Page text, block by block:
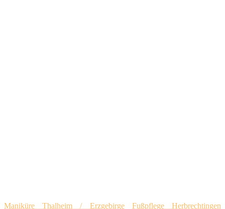
Maniküre Thalheim / Erzgebirge
Fußpflege Herbrechtingen